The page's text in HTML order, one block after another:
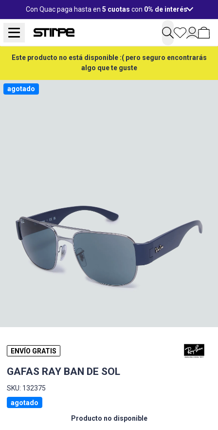
Con Quac paga hasta en 5 cuotas con 0% de interés
Este producto no está disponible :( pero seguro encontrarás
algo que te guste
agotado
ENVÍO GRATIS
GAFAS RAY BAN DE SOL
SKU: 132375
agotado
Producto no disponible